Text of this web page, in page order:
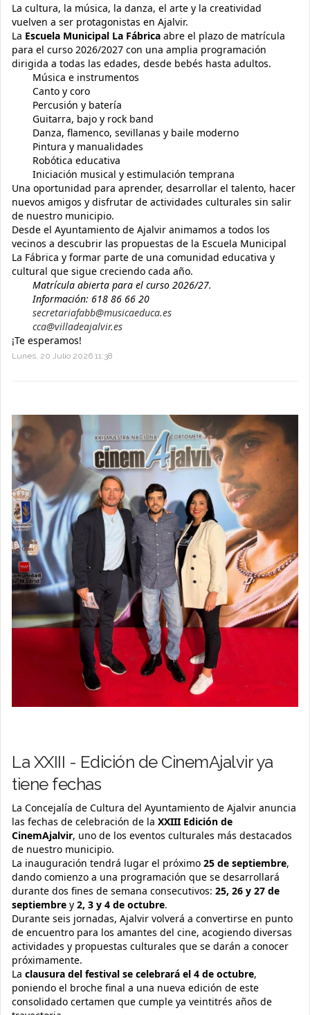
La cultura, la música, la danza, el arte y la creatividad
vuelven a ser protagonistas en Ajalvir.
La Escuela Municipal La Fábrica abre el plazo de matrícula
para el curso 2026/2027 con una amplia programación
dirigida a todas las edades, desde bebés hasta adultos.
Música e instrumentos
Canto y coro
Percusión y batería
Guitarra, bajo y rock band
Danza, flamenco, sevillanas y baile moderno
Pintura y manualidades
Robótica educativa
Iniciación musical y estimulación temprana
Una oportunidad para aprender, desarrollar el talento, hacer
nuevos amigos y disfrutar de actividades culturales sin salir
de nuestro municipio.
Desde el Ayuntamiento de Ajalvir animamos a todos los
vecinos a descubrir las propuestas de la Escuela Municipal
La Fábrica y formar parte de una comunidad educativa y
cultural que sigue creciendo cada año.
Matrícula abierta para el curso 2026/27.
Información: 618 86 66 20
secretariafabb@musicaeduca.es
cca@villadeajalvir.es
¡Te esperamos!
Lunes, 20 Julio 2026 11:38
La XXIII - Edición de CinemAjalvir ya
tiene fechas
La Concejalía de Cultura del Ayuntamiento de Ajalvir anuncia
las fechas de celebración de la XXIII Edición de
CinemAjalvir, uno de los eventos culturales más destacados
de nuestro municipio.
La inauguración tendrá lugar el próximo 25 de septiembre,
dando comienzo a una programación que se desarrollará
durante dos fines de semana consecutivos: 25, 26 y 27 de
septiembre y 2, 3 y 4 de octubre.
Durante seis jornadas, Ajalvir volverá a convertirse en punto
de encuentro para los amantes del cine, acogiendo diversas
actividades y propuestas culturales que se darán a conocer
próximamente.
La clausura del festival se celebrará el 4 de octubre,
poniendo el broche final a una nueva edición de este
consolidado certamen que cumple ya veintitrés años de